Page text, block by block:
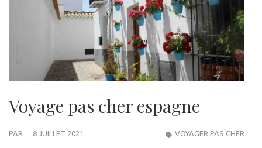
Voyage pas cher espagne
PAR 8 JUILLET 2021 VOYAGER PAS CHER